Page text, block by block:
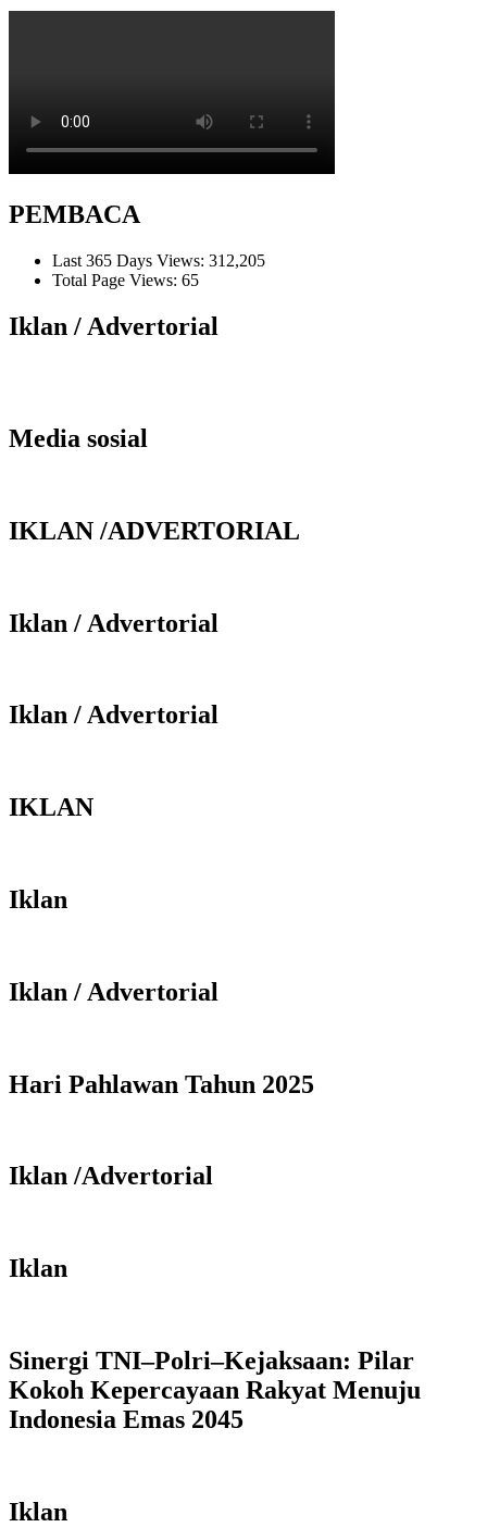
PEMBACA
Last 365 Days Views: 312,205
Total Page Views: 65
Iklan / Advertorial
Media sosial
IKLAN /ADVERTORIAL
Iklan / Advertorial
Iklan / Advertorial
IKLAN
Iklan
Iklan / Advertorial
Hari Pahlawan Tahun 2025
Iklan /Advertorial
Iklan
Sinergi TNI–Polri–Kejaksaan: Pilar
Kokoh Kepercayaan Rakyat Menuju
Indonesia Emas 2045
Iklan